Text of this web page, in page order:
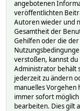
angebotenen
veröffentlichten
Autoren wieder und
Gesamtheit der
Gehilfen oder die
verstoßen, kannst
Administrator behält
jederzeit zu ändern
manuelles Vorgehen
immer sofort
bearbeiten. Dies gilt